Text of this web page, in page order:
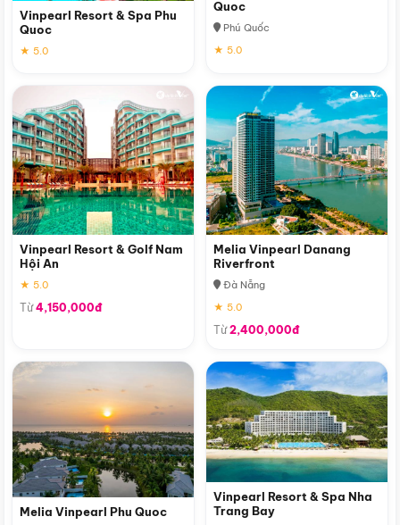
Vinpearl Resort & Spa Phu
Quoc
★ 5.0
Quoc
Phú Quốc
★ 5.0
Vinpearl Resort & Golf Nam
Hội An
★ 5.0
Từ4,150,000đ
Melia Vinpearl Danang
Riverfront
Đà Nẵng
★ 5.0
Từ2,400,000đ
Melia Vinpearl Phu Quoc
Vinpearl Resort & Spa Nha
Trang Bay